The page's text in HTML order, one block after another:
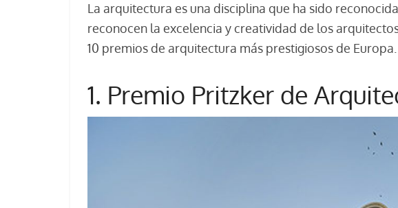
La arquitectura es una disciplina que ha sido
reconocen la excelencia y creatividad de los
10 premios de arquitectura más prestigiosos de Europa.
1. Premio Pritzker de